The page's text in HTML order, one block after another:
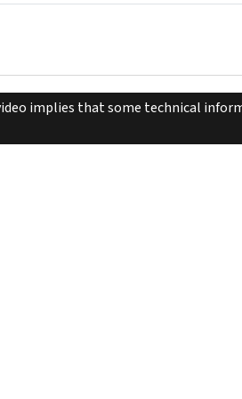
implies that some technical